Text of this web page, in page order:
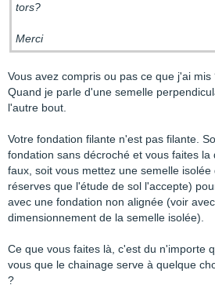
tors?
Merci
Vous avez compris ou pas ce que j'ai mis
Quand je parle d'une semelle
l'autre bout.
Votre fondation filante n'est pas filante.
fondation sans décroché et vous faites la
faux, soit vous mettez une semelle
réserves que l'étude de sol l'accepte)
avec une fondation non alignée (voir
dimensionnement de la semelle isolée).
Ce que vous faites là, c'est du n'importe
vous que le chainage serve à quelque
?